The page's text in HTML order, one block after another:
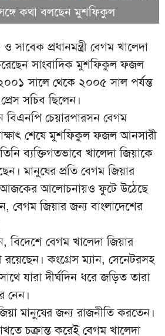
কথা বলছেন মুশফিকুল
সাবেক প্রধানমন্ত্রী বেগম খালেদা
সাংবাদিক মুশফিকুল ফজল
সালে থেকে ২০০৫ সাল পর্যন্ত
সচিব ছিলেন।
বিএনপি চেয়ারপারসন বেগম
শেষে মুশফিকুল ফজল আনসারী
ব্যক্তিগতভাবে খালেদা জিয়াকে
মানুষের প্রতি বেগম জিয়ার
আজকের আলোচনায়ও ফুটে উঠেছে
বেগম জিয়ার জন্য বাংলাদেশের
বেগম খালেদা জিয়ার
কংগ্রেস ম্যান, সেনেটরসহ
যারা দীর্ঘদিন ধরে জড়িত তারা
নেন।
মানুষের জন্য রাজনীতি করতেন।
চক্রান্ত করেই বেগম খালেদা